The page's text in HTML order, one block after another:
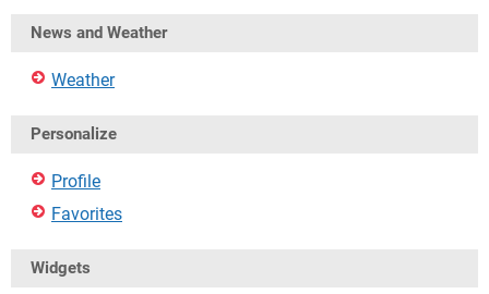
News and Weather
Weather
Personalize
Profile
Favorites
Widgets